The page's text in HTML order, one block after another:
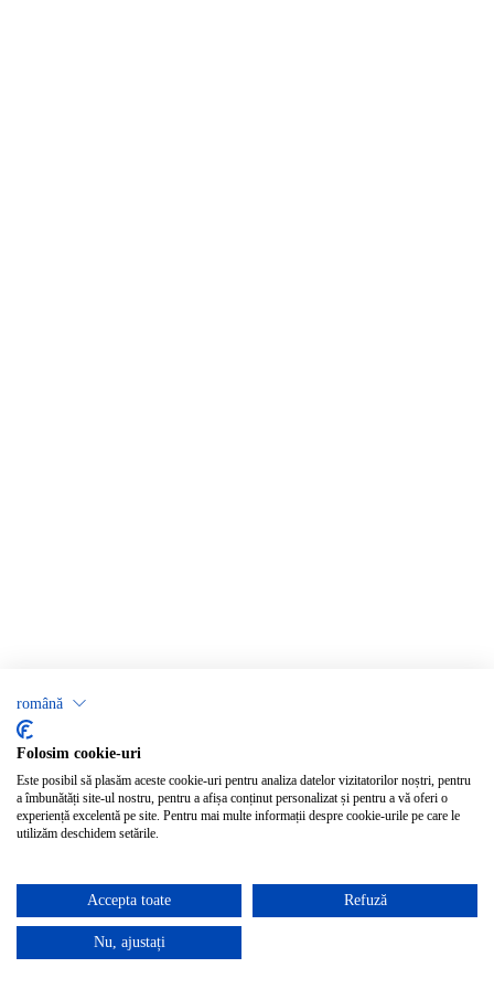
română
Folosim cookie-uri
Este posibil să plasăm aceste cookie-uri pentru analiza datelor vizitatorilor noștri, pentru
a îmbunătăți site-ul nostru, pentru a afișa conținut personalizat și pentru a vă oferi o
experiență excelentă pe site. Pentru mai multe informații despre cookie-urile pe care le
utilizăm deschidem setările.
Accepta toate Refuză
Nu, ajustați